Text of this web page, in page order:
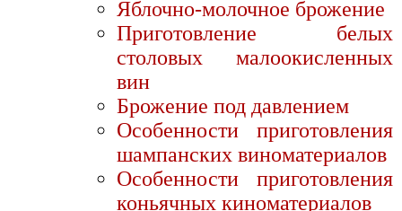
Яблочно-молочное брожение
Приготовление белых
столовых малоокисленных
вин
Брожение под давлением
Особенности приготовления
шампанских виноматериалов
Особенности приготовления
коньячных киноматериалов